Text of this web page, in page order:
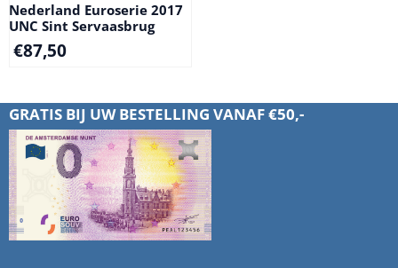
Nederland Euroserie 2017
UNC Sint Servaasbrug
€87,50
GRATIS BIJ UW BESTELLING VANAF €50,-